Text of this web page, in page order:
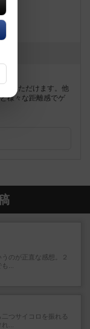
用いただけます。他
様々な距離感でゲ
うのが正直な感想。２
...
つサイコロを振れる
...